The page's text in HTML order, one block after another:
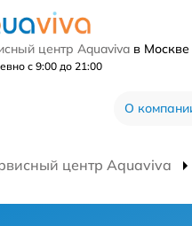
центр Aquaviva в Москве
с 9:00 до 21:00
О
центр Aquaviva